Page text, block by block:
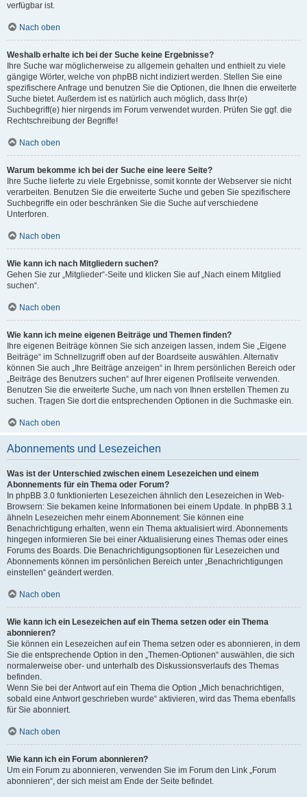
verfügbar ist.
Nach oben
Weshalb erhalte ich bei der Suche keine Ergebnisse?
Ihre Suche war möglicherweise zu allgemein gehalten und enthielt zu viele
gängige Wörter, welche von phpBB nicht indiziert werden. Stellen Sie eine
spezifischere Anfrage und benutzen Sie die Optionen, die Ihnen die erweiterte
Suche bietet. Außerdem ist es natürlich auch möglich, dass Ihr(e)
Suchbegriff(e) hier nirgends im Forum verwendet wurden. Prüfen Sie ggf. die
Rechtschreibung der Begriffe!
Nach oben
Warum bekomme ich bei der Suche eine leere Seite?
Ihre Suche lieferte zu viele Ergebnisse, somit konnte der Webserver sie nicht
verarbeiten. Benutzen Sie die erweiterte Suche und geben Sie spezifischere
Suchbegriffe ein oder beschränken Sie die Suche auf verschiedene
Unterforen.
Nach oben
Wie kann ich nach Mitgliedern suchen?
Gehen Sie zur „Mitglieder“-Seite und klicken Sie auf „Nach einem Mitglied
suchen“.
Nach oben
Wie kann ich meine eigenen Beiträge und Themen finden?
Ihre eigenen Beiträge können Sie sich anzeigen lassen, indem Sie „Eigene
Beiträge“ im Schnellzugriff oben auf der Boardseite auswählen. Alternativ
können Sie auch „Ihre Beiträge anzeigen“ in Ihrem persönlichen Bereich oder
„Beiträge des Benutzers suchen“ auf Ihrer eigenen Profilseite verwenden.
Benutzen Sie die erweiterte Suche, um nach von Ihnen erstellen Themen zu
suchen. Tragen Sie dort die entsprechenden Optionen in die Suchmaske ein.
Nach oben
Abonnements und Lesezeichen
Was ist der Unterschied zwischen einem Lesezeichen und einem
Abonnements für ein Thema oder Forum?
In phpBB 3.0 funktionierten Lesezeichen ähnlich den Lesezeichen in Web-
Browsern: Sie bekamen keine Informationen bei einem Update. In phpBB 3.1
ähneln Lesezeichen mehr einem Abonnement: Sie können eine
Benachrichtigung erhalten, wenn ein Thema aktualisiert wird. Abonnements
hingegen informieren Sie bei einer Aktualisierung eines Themas oder eines
Forums des Boards. Die Benachrichtigungsoptionen für Lesezeichen und
Abonnements können im persönlichen Bereich unter „Benachrichtigungen
einstellen“ geändert werden.
Nach oben
Wie kann ich ein Lesezeichen auf ein Thema setzen oder ein Thema
abonnieren?
Sie können ein Lesezeichen auf ein Thema setzen oder es abonnieren, in dem
Sie die entsprechende Option in den „Themen-Optionen“ auswählen, die sich
normalerweise ober- und unterhalb des Diskussionsverlaufs des Themas
befinden.
Wenn Sie bei der Antwort auf ein Thema die Option „Mich benachrichtigen,
sobald eine Antwort geschrieben wurde“ aktivieren, wird das Thema ebenfalls
für Sie abonniert.
Nach oben
Wie kann ich ein Forum abonnieren?
Um ein Forum zu abonnieren, verwenden Sie im Forum den Link „Forum
abonnieren“, der sich meist am Ende der Seite befindet.